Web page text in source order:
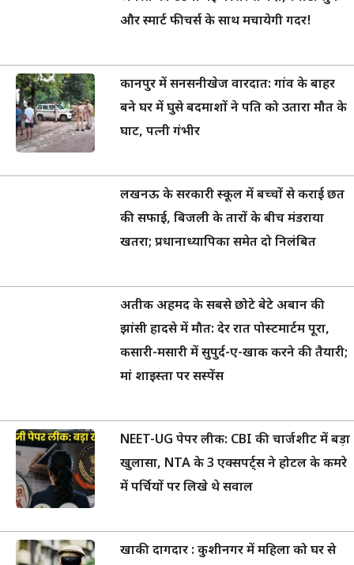
और स्मार्ट फीचर्स के साथ मचायेगी गदर!
कानपुर में सनसनीखेज वारदात: गांव के बाहर
बने घर में घुसे बदमाशों ने पति को उतारा मौत के
घाट, पत्नी गंभीर
लखनऊ के सरकारी स्कूल में बच्चों से कराई छत
की सफाई, बिजली के तारों के बीच मंडराया
खतरा; प्रधानाध्यापिका समेत दो निलंबित
अतीक अहमद के सबसे छोटे बेटे अबान की
झांसी हादसे में मौत: देर रात पोस्टमार्टम पूरा,
कसारी-मसारी में सुपुर्द-ए-खाक करने की तैयारी;
मां शाइस्ता पर सस्पेंस
NEET-UG पेपर लीक: CBI की चार्जशीट में बड़ा
खुलासा, NTA के 3 एक्सपर्ट्स ने होटल के कमरे
में पर्चियों पर लिखे थे सवाल
खाकी दागदार : कुशीनगर में महिला को घर से